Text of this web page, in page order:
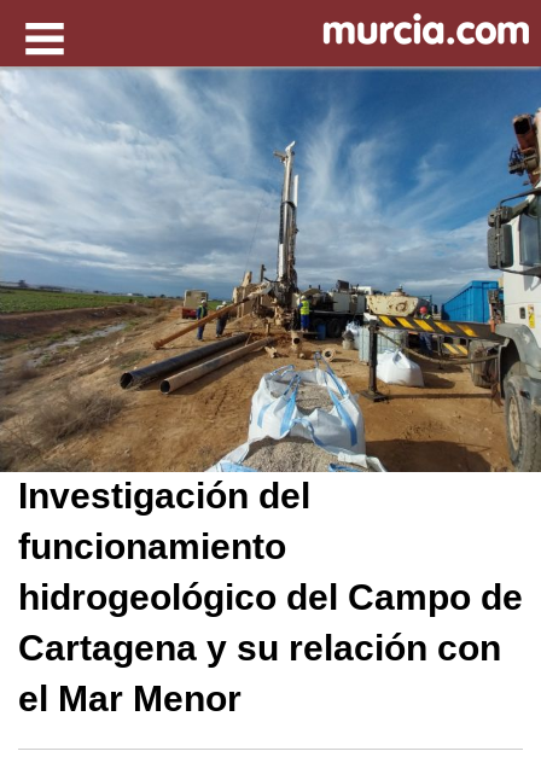
Investigación del
funcionamiento
hidrogeológico del Campo de
Cartagena y su relación con
el Mar Menor